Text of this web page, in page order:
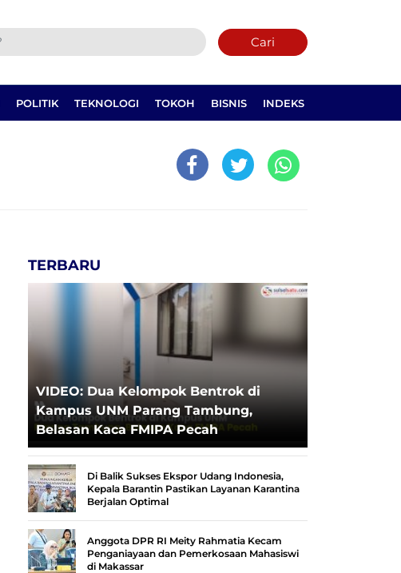
Cari
POLITIK TEKNOLOGI TOKOH BISNIS INDEKS
TERBARU
VIDEO: Dua Kelompok Bentrok di
Kampus UNM Parang Tambung,
Belasan Kaca FMIPA Pecah
Di Balik Sukses Ekspor Udang Indonesia,
Kepala Barantin Pastikan Layanan Karantina
Berjalan Optimal
Anggota DPR RI Meity Rahmatia Kecam
Penganiayaan dan Pemerkosaan Mahasiswi
di Makassar